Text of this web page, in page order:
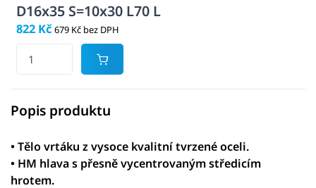
D16x35 S=10x30 L70 L
822 Kč 679 Kč bez DPH
Popis produktu
• Tělo vrtáku z vysoce kvalitní tvrzené oceli.
• HM hlava s přesně vycentrovaným středicím
hrotem.